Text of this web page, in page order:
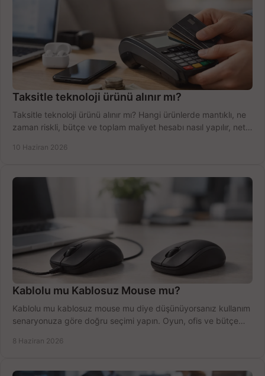
Taksitle teknoloji ürünü alınır mı?
Taksitle teknoloji ürünü alınır mı? Hangi ürünlerde mantıklı, ne
zaman riskli, bütçe ve toplam maliyet hesabı nasıl yapılır, net
10 Haziran 2026
Kablolu mu Kablosuz Mouse mu?
Kablolu mu kablosuz mouse mu diye düşünüyorsanız kullanım
senaryonuza göre doğru seçimi yapın. Oyun, ofis ve bütçe
8 Haziran 2026